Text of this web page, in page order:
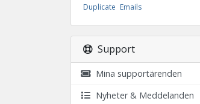
Duplicate Emails
Support
Mina supportärenden
Nyheter & Meddelanden